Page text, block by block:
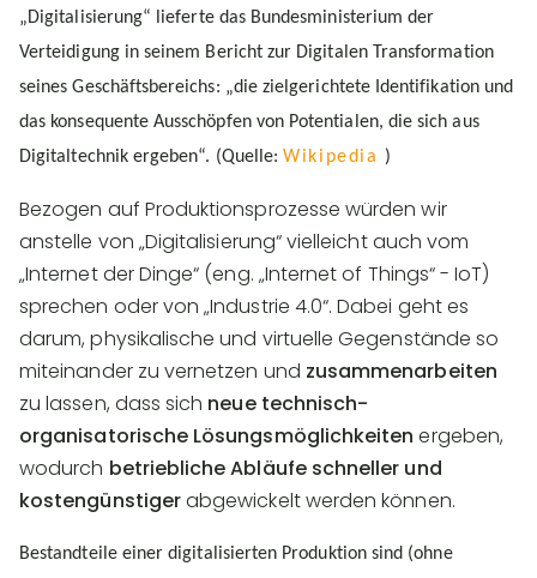
„Digitalisierung“ lieferte das Bundesministerium der
Verteidigung in seinem Bericht zur Digitalen Transformation
seines Geschäftsbereichs: „die zielgerichtete Identifikation und
das konsequente Ausschöpfen von Potentialen, die sich aus
Digitaltechnik ergeben“. (Quelle:Wikipedia )
Bezogen auf Produktionsprozesse würden wir
anstelle von „Digitalisierung“ vielleicht auch vom
„Internet der Dinge“ (eng. „Internet of Things“ - IoT)
sprechen oder von „Industrie 4.0“. Dabei geht es
darum, physikalische und virtuelle Gegenstände so
miteinander zu vernetzen und zusammenarbeiten
zu lassen, dass sich neue technisch-
organisatorische Lösungsmöglichkeiten ergeben,
wodurch betriebliche Abläufe schneller und
kostengünstigerabgewickelt werden können.
Bestandteile einer digitalisierten Produktion sind (ohne